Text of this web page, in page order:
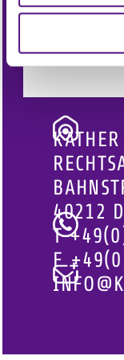
Hause.
40212
T
F